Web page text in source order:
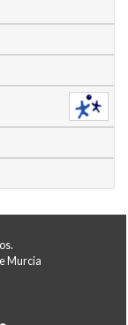
Murcia